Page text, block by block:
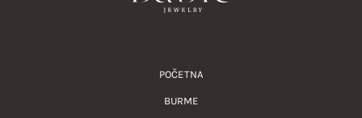
POČETNA
BURME